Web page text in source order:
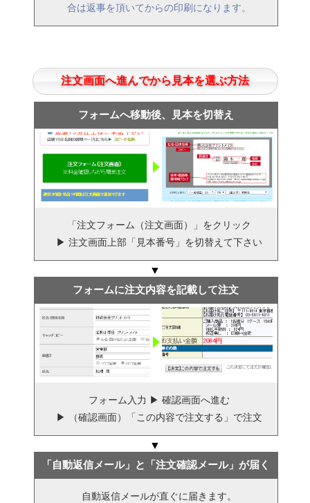
合は返事を頂いてからの印刷になります。
注文画面へ進んでから見本を選ぶ方法
フォームへ移動後、見本を切替え
「注文フォーム（注文画面）」をクリック
▶ 注文画面上部「見本番号」を切替えて下さい
▼
フォームに注文内容を記載して注文
フォーム入力 ▶ 確認画面へ進む
▶ （確認画面）「この内容で注文する」で注文
▼
「自動返信メール」と「注文確認メール」が届く
自動返信メールが直ぐに届きます。